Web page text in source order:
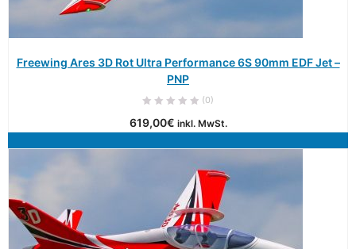
Freewing Ares 3D Rot Ultra Performance 6S 90mm EDF Jet –
PNP
(0)
619,00€ inkl. MwSt.